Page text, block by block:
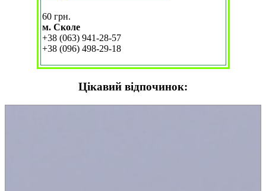
60 грн.
м. Сколе
+38 (063) 941-28-57
+38 (096) 498-29-18
Цікавий відпочинок: